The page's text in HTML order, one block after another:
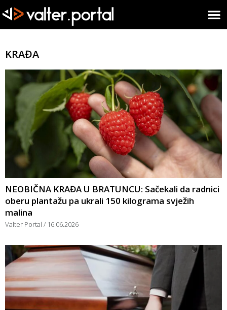
KRAĐA
NEOBIČNA KRAĐA U BRATUNCU: Sačekali da radnici
oberu plantažu pa ukrali 150 kilograma svježih
malina
Valter Portal 16.06.2026